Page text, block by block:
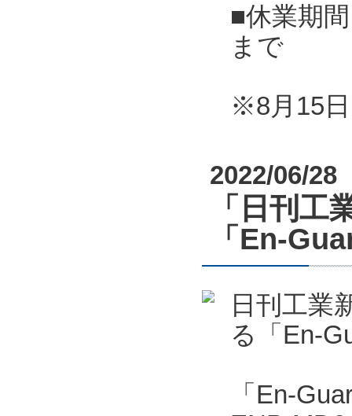
■休業期
まで
※8月15
2022/06/28
「日刊工
「En-
日刊工業
る「En-
「En-